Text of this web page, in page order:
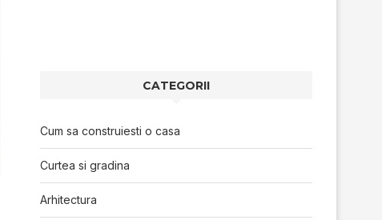
CATEGORII
Cum sa construiesti o casa
Curtea si gradina
Arhitectura